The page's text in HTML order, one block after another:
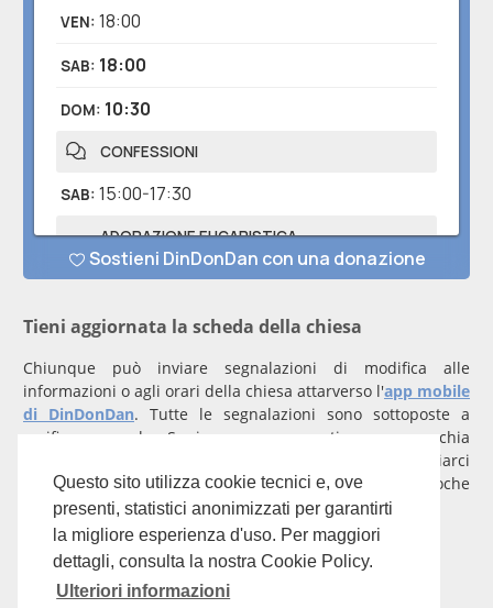
Questo sito utilizza cookie tecnici e, ove
presenti, statistici anonimizzati per garantirti
la migliore esperienza d'uso. Per maggiori
dettagli, consulta la nostra Cookie Policy.
Ulteriori informazioni
Tieni aggiornata la scheda della chiesa
Chiunque può inviare segnalazioni di modifica alle
informazioni o agli orari della chiesa attarverso l'app mobile
di DinDonDan. Tutte le segnalazioni sono sottoposte a
verifica manuale. Se invece rappresenti una parrocchia
con un account verificato per inviarci
comunicazioni prioritarie che saranno gestite entro poche
Per qualunque domanda scrivi ainfo@dindondan.app